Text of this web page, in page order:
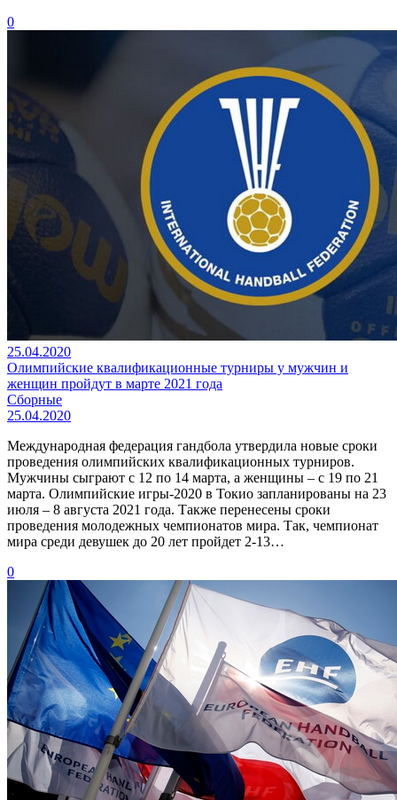
0
25.04.2020
Олимпийские квалификационные турниры у мужчин и
женщин пройдут в марте 2021 года
Сборные
25.04.2020
Международная федерация гандбола утвердила новые сроки
проведения олимпийских квалификационных турниров.
Мужчины сыграют с 12 по 14 марта, а женщины – с 19 по 21
марта. Олимпийские игры-2020 в Токио запланированы на 23
июля – 8 августа 2021 года. Также перенесены сроки
проведения молодежных чемпионатов мира. Так, чемпионат
мира среди девушек до 20 лет пройдет 2-13…
0